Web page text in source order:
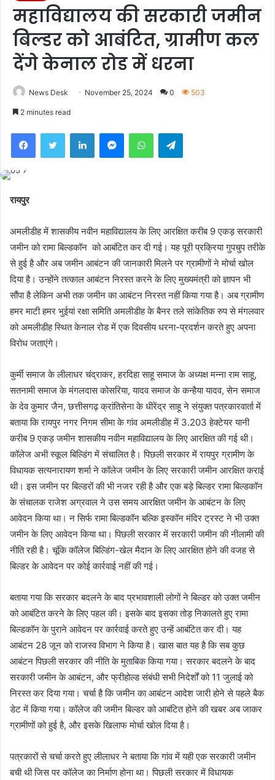
महाविद्यालय की सरकारी जमीन
बिल्डर को आबंटित, ग्रामीण कल
देंगे केनाल रोड में धरना
News Desk November 25, 2024 0 503
2 minutes read
रायपुर
अमलीडीह में शासकीय नवीन महाविद्यालय के लिए आरक्षित करीब 9 एकड़ सरकारी
जमीन को रामा बिल्डकॉन को आबंटित कर दी गई। यह पूरी प्रक्रिया गुपचुप तरीके
से हुई है और अब जमीन आबंटन की जानकारी मिलने पर ग्रामीणों ने मोर्चा खोल
दिया है। उन्होंने तत्काल आबंटन निरस्त करने के लिए मुख्यमंत्री को ज्ञापन भी
सौंपा है लेकिन अभी तक जमीन का आबंटन निरस्त नहीं किया गया है। अब ग्रामीण
हमर माटी हमर भुईयां रक्षा समिति अमलीडीह के बैनर तले सांकेतिक रुप से मंगलवार
को अमलीडीह स्थित केनाल रोड में एक दिवसीय धरना-प्रदर्शन करते हुए अपना
विरोध जताएंगे।
कुर्मी समाज के लीलाधर चंद्राकर, हरदिहा साहू समाज के अध्यक्ष मन्ना राम साहू,
सतनामी समाज के मंगलदास कोसरिया, यादव समाज के कन्हैया यादव, सेन समाज
के देव कुमार जैन, छत्तीसगढ़ क्रांतिसेना के धीरेंद्र साहू ने संयुक्त पत्रकारवार्ता में
बताया कि रायपुर नगर निगम सीमा के गांव अमलीडीह में 3.203 हेक्टेयर यानी
करीब 9 एकड़ जमीन शासकीय नवीन महाविद्यालय के लिए आरक्षित की गई थी।
कॉलेज अभी स्कूल बिल्डिंग में संचालित है। पिछली सरकार में रायपुर ग्रामीण के
विधायक सत्यनारायण शर्मा ने कॉलेज जमीन के लिए सरकारी जमीन आरक्षित कराई
थी। इस जमीन पर बिल्डरों की भी नजर रही है और एक बड़े बिल्डर रामा बिल्डकॉन
के संचालक राजेश अग्रवाल ने उस समय आरक्षित जमीन के आबंटन के लिए
आवेदन किया था। न सिर्फ रामा बिल्डकॉन बल्कि इस्कॉन मंदिर ट्रस्ट ने भी उक्त
जमीन के लिए आवेदन किया था। पिछली सरकार में सरकारी जमीन की नीलामी की
नीति रही है। चूंकि कॉलेज बिल्डिंग-खेल मैदान के लिए आरक्षित होने की वजह से
बिल्डर के आवेदन पर कोई कार्रवाई नहीं की गई।
बताया गया कि सरकार बदलने के बाद प्रभावशाली लोगों ने बिल्डर को उक्त जमीन
को आबंटित करने के लिए पहल की। इसके बाद इसका तोड़ निकालते हुए रामा
बिल्डकॉन के पुराने आवेदन पर कार्रवाई करते हुए उन्हें आबंटित कर दी। यह
आबंटन 28 जून को राजस्व विभाग ने किया है। खास बात यह है कि सब कुछ
आबंटन पिछली सरकार की नीति के मुताबिक किया गया। सरकार बदलने के बाद
सरकारी जमीन के आबंटन, और फ्रीहोल्ड संबंधी सभी निदेर्शों को 11 जुलाई को
निरस्त कर दिया गया। चर्चा है कि जमीन का आबंटन आदेश जारी होने से पहले बैक
डेट में किया गया। कॉलेज की जमीन बिल्डर को आबंटित होने की खबर अब जाकर
ग्रामीणों को हुई है, और इसके खिलाफ मोर्चा खोल दिया है।
पत्रकारों से चर्चा करते हुए लीलाधर ने बताया कि गांव में यही एक सरकारी जमीन
बची थी जिस पर कॉलेज का निर्माण होना था। पिछली सरकार में विधायक